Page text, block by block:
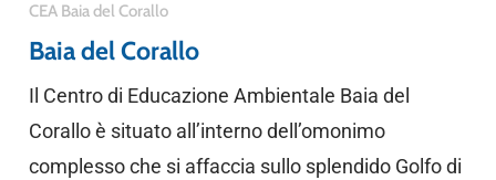
CEA Baia del Corallo
Baia del Corallo
Il Centro di Educazione Ambientale Baia del
Corallo è situato all’interno dell’omonimo
complesso che si affaccia sullo splendido Golfo di